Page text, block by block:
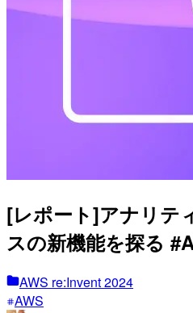
[レポート]アナリテ
スの新機能を探る
AWS re:Invent 2024
AWS